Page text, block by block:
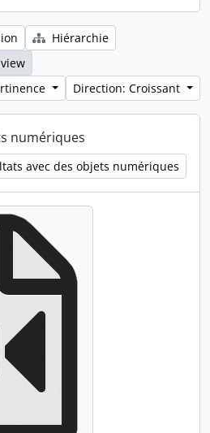
Hiérarchie
Direction: Croissant
numériques
avec des objets numériques